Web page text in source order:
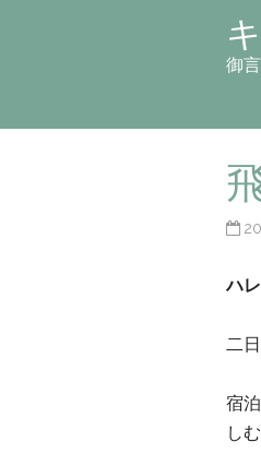
御
ハ
二
宿
し